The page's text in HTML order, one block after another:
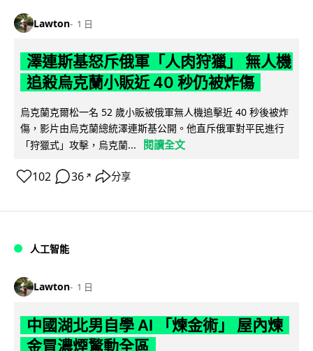
Lawton 1 日
澤連斯基怒斥俄軍「人肉狩獵」 無人機
追殺烏克蘭小販近 40 秒仍被炸傷
烏克蘭克爾松一名 52 歲小販被俄軍無人機追擊近 40 秒後被炸
傷，影片由烏克蘭總統澤連斯基公開。他直斥俄軍對平民進行
「狩獵式」攻擊，烏克蘭...
閱讀全文
102 36 ↗ 分享
人工智能
Lawton 1 日
中國湖北男自學 AI 「煉金術」 屋內煉
金冒濃煙驚動全區